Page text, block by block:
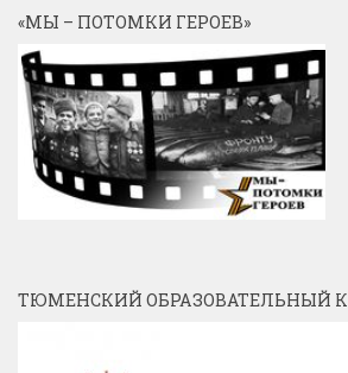
«МЫ – ПОТОМКИ ГЕРОЕВ»
ТЮМЕНСКИЙ ОБРАЗОВАТЕЛЬНЫЙ